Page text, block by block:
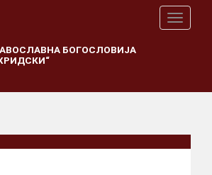
T
o
e
v
i
БОГОСЛОВИЈА